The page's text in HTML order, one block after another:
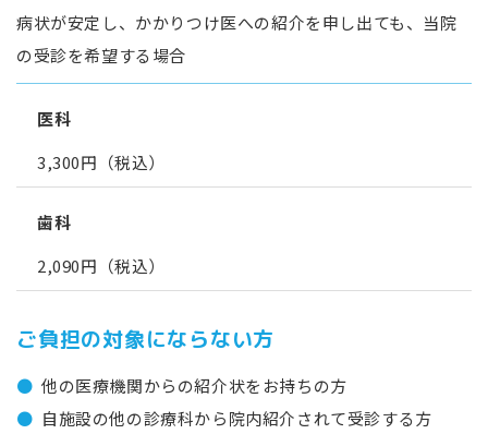
病状が安定し、かかりつけ医への紹介を申し出ても、当院
の受診を希望する場合
医科
3,300円（税込）
歯科
2,090円（税込）
ご負担の対象にならない方
他の医療機関からの紹介状をお持ちの方
自施設の他の診療科から院内紹介されて受診する方